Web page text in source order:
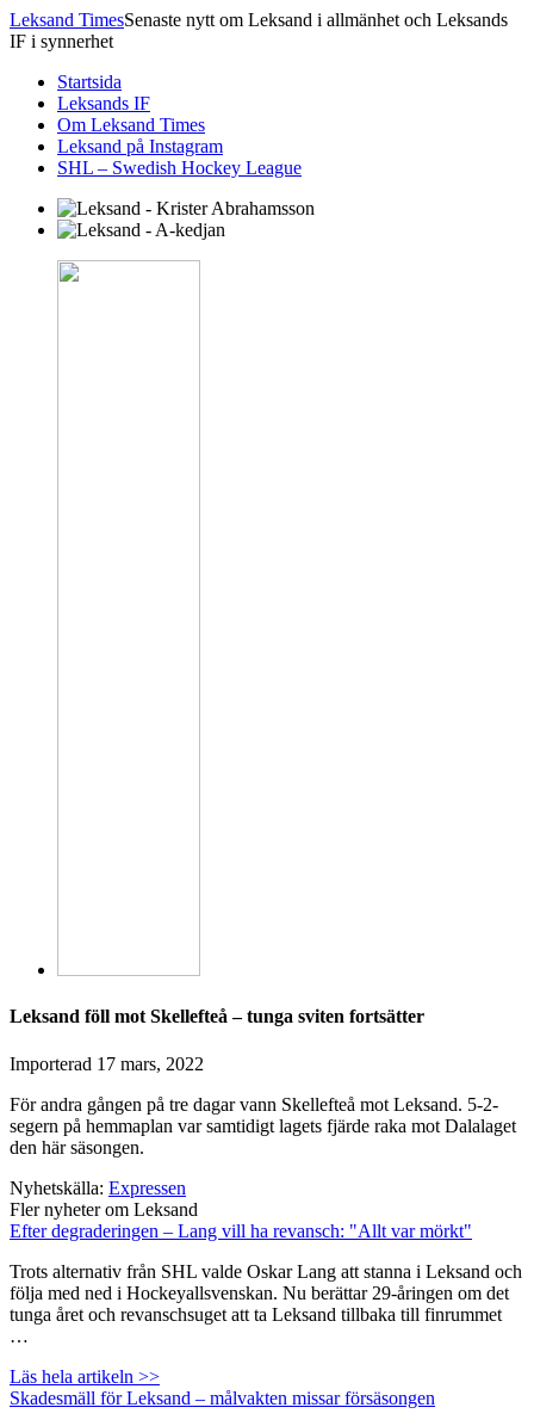
Leksand TimesSenaste nytt om Leksand i allmänhet och Leksands
IF i synnerhet
Startsida
Leksands IF
Om Leksand Times
Leksand på Instagram
SHL – Swedish Hockey League
Leksand föll mot Skellefteå – tunga sviten fortsätter
Importerad 17 mars, 2022
För andra gången på tre dagar vann Skellefteå mot Leksand. 5-2-
segern på hemmaplan var samtidigt lagets fjärde raka mot Dalalaget
den här säsongen.
Nyhetskälla: Expressen
Fler nyheter om Leksand
Efter degraderingen – Lang vill ha revansch: "Allt var mörkt"
Trots alternativ från SHL valde Oskar Lang att stanna i Leksand och
följa med ned i Hockeyallsvenskan. Nu berättar 29-åringen om det
tunga året och revanschsuget att ta Leksand tillbaka till finrummet
…
Läs hela artikeln >>
Skadesmäll för Leksand – målvakten missar försäsongen